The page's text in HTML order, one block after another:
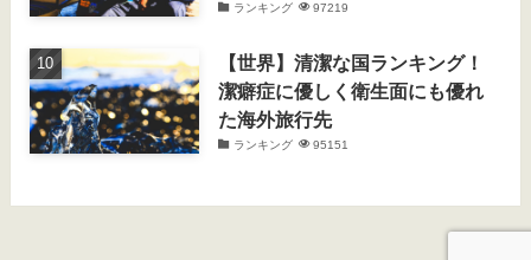
ランキング 97219
【世界】清潔な国ランキング！
潔癖症に優しく衛生面にも優れ
た海外旅行先
ランキング 95151